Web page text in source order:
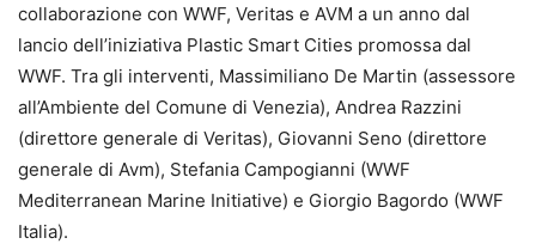
collaborazione con WWF, Veritas e AVM a un anno dal
lancio dell’iniziativa Plastic Smart Cities promossa dal
WWF. Tra gli interventi, Massimiliano De Martin (assessore
all’Ambiente del Comune di Venezia), Andrea Razzini
(direttore generale di Veritas), Giovanni Seno (direttore
generale di Avm), Stefania Campogianni (WWF
Mediterranean Marine Initiative) e Giorgio Bagordo (WWF
Italia).